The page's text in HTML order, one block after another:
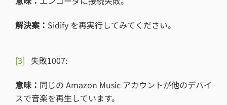
解決案： Sidify を再実行してみてください。
[3] 失敗1007:
意味： 同じの Amazon Music アカウントが他のデバイ
スで音楽を再生しています。